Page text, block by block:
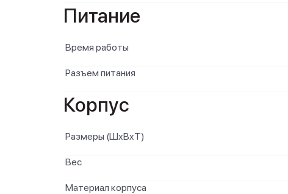
Питание
Время работы
Разъем питания
Корпус
Размеры (ШxВxТ)
Вес
Материал корпуса